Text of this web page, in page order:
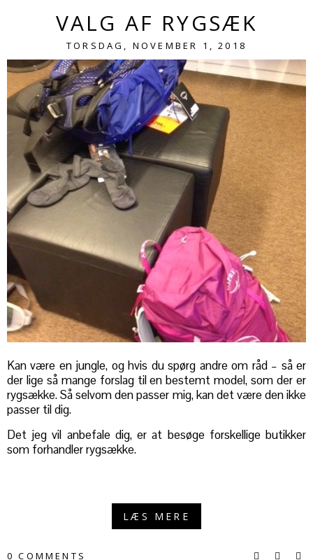
VALG AF RYGSÆK
TORSDAG, NOVEMBER 1, 2018
Kan være en jungle, og hvis du spørg andre om råd – så er
der lige så mange forslag til en bestemt model, som der er
rygsække. Så selvom den passer mig, kan det være den ikke
passer til dig.
Det jeg vil anbefale dig, er at besøge forskellige butikker
som forhandler rygsække.
LÆS MERE
0 COMMENTS